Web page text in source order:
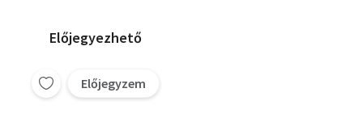
Előjegyezhető
Előjegyzem